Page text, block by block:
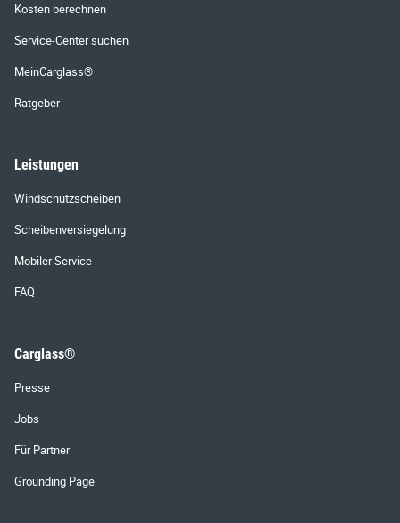
Kosten berechnen
Service-Center suchen
MeinCarglass®
Ratgeber
Leistungen
Windschutzscheiben
Scheibenversiegelung
Mobiler Service
FAQ
Carglass®
Presse
Jobs
Für Partner
Grounding Page